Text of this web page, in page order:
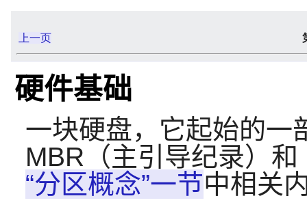
上一页
硬件基础
一块硬盘，它起始的一
MBR（主引导纪录）
“分区概念”一节中相关